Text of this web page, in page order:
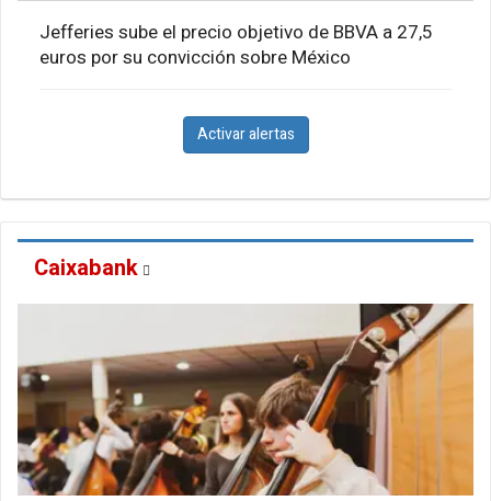
Jefferies sube el precio objetivo de BBVA a 27,5
euros por su convicción sobre México
Activar alertas
Caixabank